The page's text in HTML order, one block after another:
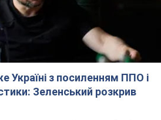
Україні з посиленням ППО і
Зеленський розкрив